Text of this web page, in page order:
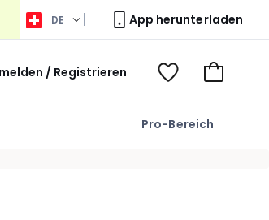
DE App herunterladen
Pro-Bereich
/ Registrieren
Voir
Zum